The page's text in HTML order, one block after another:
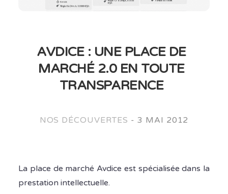
AVDICE : UNE PLACE DE
MARCHÉ 2.0 EN TOUTE
TRANSPARENCE
NOS DÉCOUVERTES - 3 MAI 2012
La place de marché Avdice est spécialisée dans la
prestation intellectuelle.